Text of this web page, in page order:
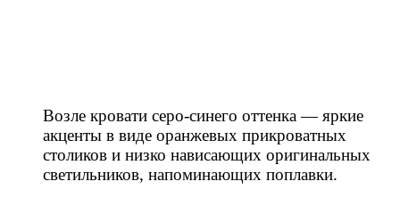
Возле кровати серо-синего оттенка — яркие
акценты в виде оранжевых прикроватных
столиков и низко нависающих оригинальных
светильников, напоминающих поплавки. ⠀